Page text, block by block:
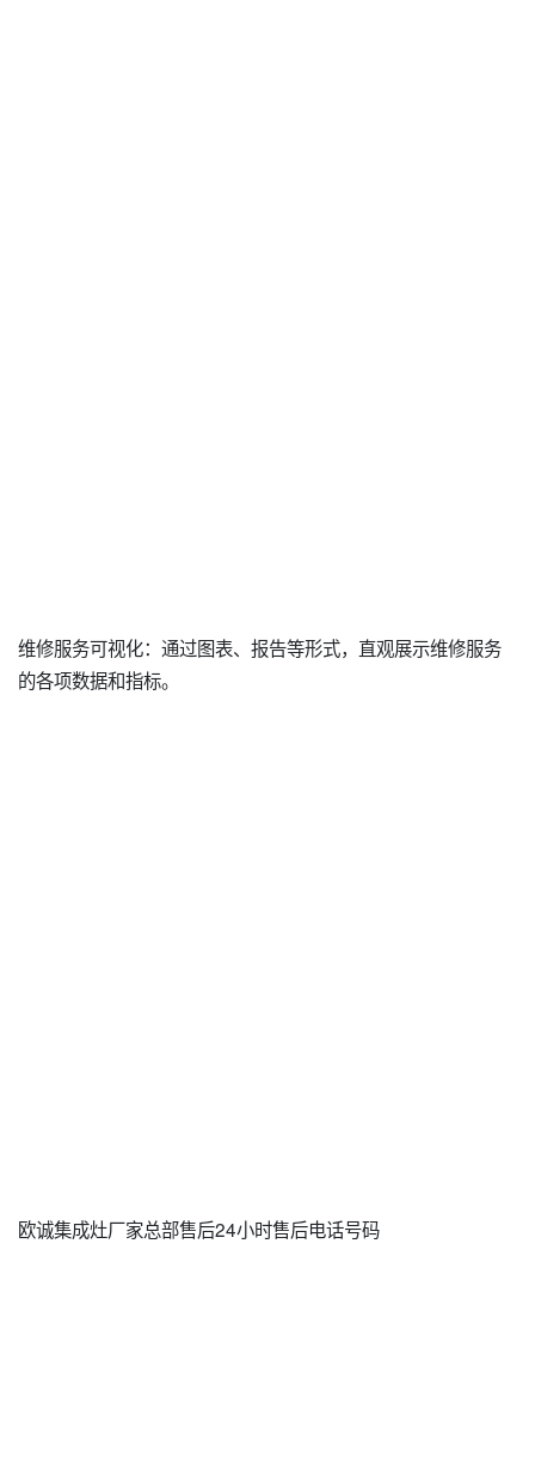
维修服务可视化：通过图表、报告等形式，直观展示维修服务
的各项数据和指标。
欧诚集成灶厂家总部售后24小时售后电话号码